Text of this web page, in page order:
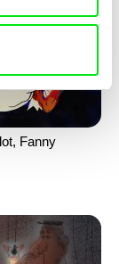
Fanny
Aleksandra